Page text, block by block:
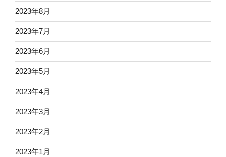
2023年8月
2023年7月
2023年6月
2023年5月
2023年4月
2023年3月
2023年2月
2023年1月